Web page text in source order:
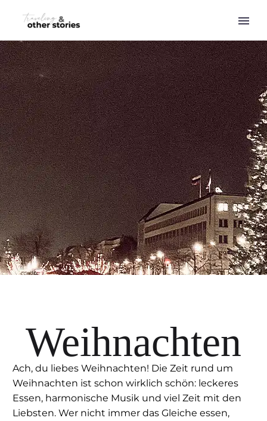
Weihnachten
Ach, du liebes Weihnachten! Die Zeit rund um
Weihnachten ist schon wirklich schön: leckeres
Essen, harmonische Musik und viel Zeit mit den
Liebsten. Wer nicht immer das Gleiche essen,